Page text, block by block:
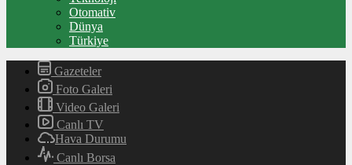
Otomativ
Dünya
Türkiye
Gazeteler
Foto Galeri
Video Galeri
Canlı TV
Hava Durumu
Canlı Borsa